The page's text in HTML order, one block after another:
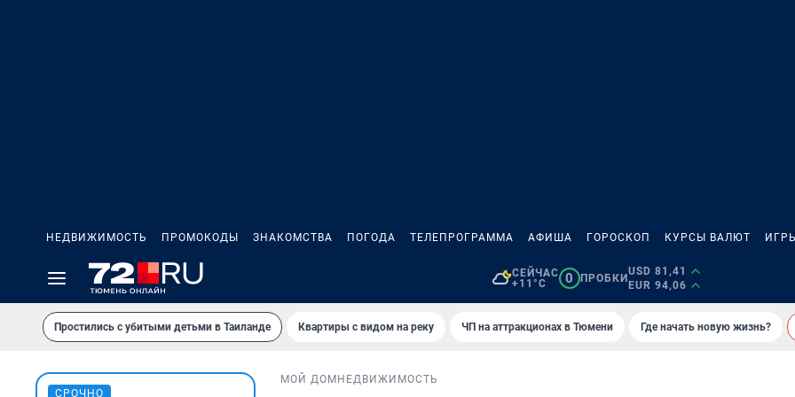
НЕДВИЖИМОСТЬ ПРОМОКОДЫ ЗНАКОМСТВА ПОГОДА ТЕЛЕПРОГРАММА АФИША ГОРОСКОП КУРСЫ ВАЛЮТ ИГРЫ
СЕЙЧАС
+11°C
0 ПРОБКИ
USD 81,41
EUR 94,06
Простились с убитыми детьми в Таиланде Квартиры с видом на реку ЧП на аттракционах в Тюмени Где начать новую жизнь?
СРОЧНО
МОЙ ДОМ НЕДВИЖИМОСТЬ